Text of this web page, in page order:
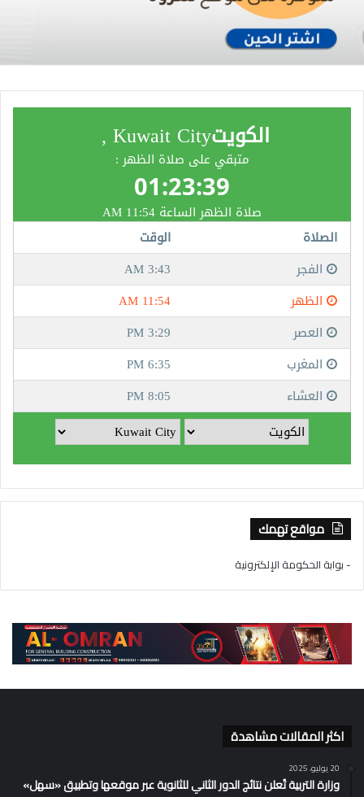
مواقع تهمك
- بوابة الحكومة الإلكترونية
اكثر المقالات مشاهدة
20 يوليو، 2025
وزارة التربية تُعلن نتائج الدور الثاني للثانوية عبر موقعها وتطبيق «سهل»